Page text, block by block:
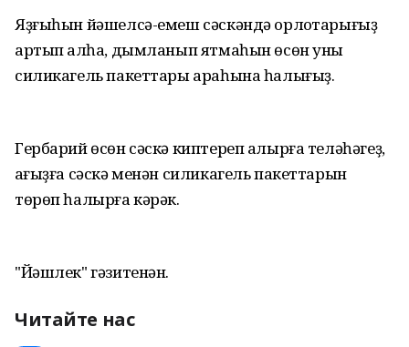
Яҙғыһын йәшелсә-емеш сәскәндә орлоҡтарығыҙ
артып ҡалһа, дымланып ятмаһын өсөн уны
силикагель пакеттары араһына һалығыҙ.
Гербарий өсөн сәскә киптереп алырға теләһәгеҙ,
ҡағыҙға сәскә менән силикагель пакеттарын
төрөп һалырға кәрәк.
"Йәшлек" гәзитенән.
Читайте нас